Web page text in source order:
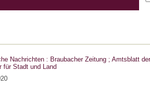
Nachrichten : Braubacher Zeitung ; Amtsblatt
für Stadt und Land